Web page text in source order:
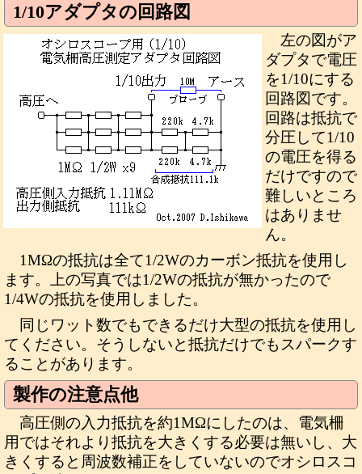
1/10アダプタの回路図
左の図がア
ダプタで電圧
を1/10にする
回路図です。
回路は抵抗で
分圧して1/10
の電圧を得る
だけですので
難しいところ
はありませ
ん。
1MΩの抵抗は全て1/2Wのカーボン抵抗を使用し
ます。上の写真では1/2Wの抵抗が無かったので
1/4Wの抵抗を使用しました。
同じワット数でもできるだけ大型の抵抗を使用し
てください。そうしないと抵抗だけでもスパークす
ることがあります。
製作の注意点他
高圧側の入力抵抗を約1MΩにしたのは、電気柵
用ではそれより抵抗を大きくする必要は無いし、大
きくすると周波数補正をしていないのでオシロスコ